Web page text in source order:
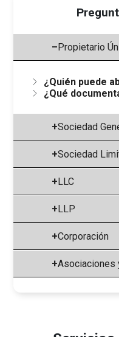
–Propietario
¿Quién puede
¿Qué
+Sociedad
+Sociedad
+LLC
+LLP
+Corporación
+Asociaciones